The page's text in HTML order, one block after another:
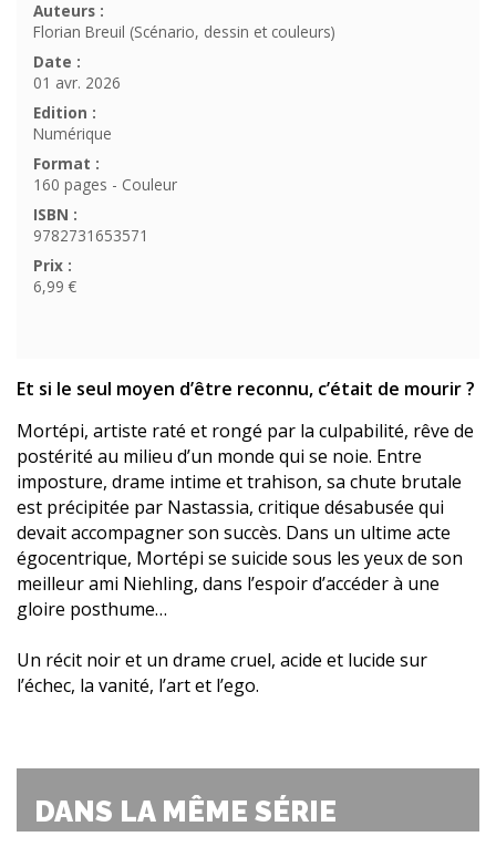
Auteurs :
Florian Breuil (Scénario, dessin et couleurs)
Date :
01 avr. 2026
Edition :
Numérique
Format :
160 pages - Couleur
ISBN :
9782731653571
Prix :
6,99 €
Et si le seul moyen d’être reconnu, c’était de mourir ?
Mortépi, artiste raté et rongé par la culpabilité, rêve de
postérité au milieu d’un monde qui se noie. Entre
imposture, drame intime et trahison, sa chute brutale
est précipitée par Nastassia, critique désabusée qui
devait accompagner son succès. Dans un ultime acte
égocentrique, Mortépi se suicide sous les yeux de son
meilleur ami Niehling, dans l’espoir d’accéder à une
gloire posthume…
Un récit noir et un drame cruel, acide et lucide sur
l’échec, la vanité, l’art et l’ego.
DANS LA MÊME SÉRIE